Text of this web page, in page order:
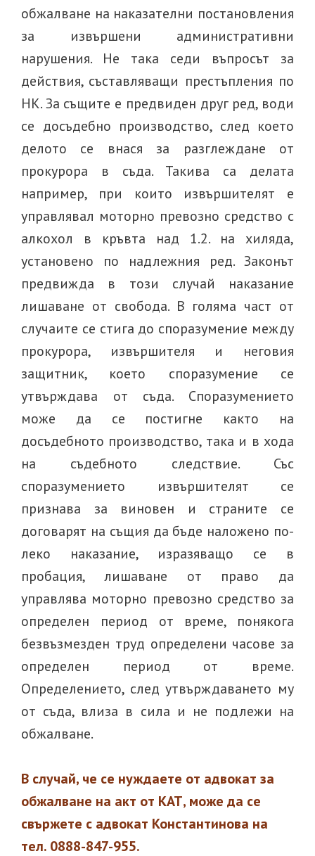
обжалване на наказателни постановления
за извършени административни
нарушения. Не така седи въпросът за
действия, съставляващи престъпления по
НК. За същите е предвиден друг ред, води
се досъдебно производство, след което
делото се внася за разглеждане от
прокурора в съда. Такива са делата
например, при които извършителят е
управлявал моторно превозно средство с
алкохол в кръвта над 1.2. на хиляда,
установено по надлежния ред. Законът
предвижда в този случай наказание
лишаване от свобода. В голяма част от
случаите се стига до споразумение между
прокурора, извършителя и неговия
защитник, което споразумение се
утвърждава от съда. Споразумението
може да се постигне както на
досъдебното производство, така и в хода
на съдебното следствие. Със
споразумението извършителят се
признава за виновен и страните се
договарят на същия да бъде наложено по-
леко наказание, изразяващо се в
пробация, лишаване от право да
управлява моторно превозно средство за
определен период от време, понякога
безвъзмезден труд определени часове за
определен период от време.
Определението, след утвърждаването му
от съда, влиза в сила и не подлежи на
обжалване.
В случай, че се нуждаете от адвокат за
обжалване на акт от КАТ, може да се
свържете с адвокат Константинова на
тел. 0888-847-955.